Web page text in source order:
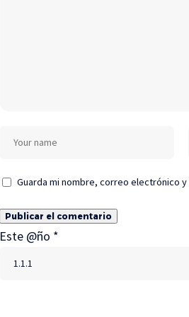
Guarda mi nombre, correo electrónico
Este @ño *